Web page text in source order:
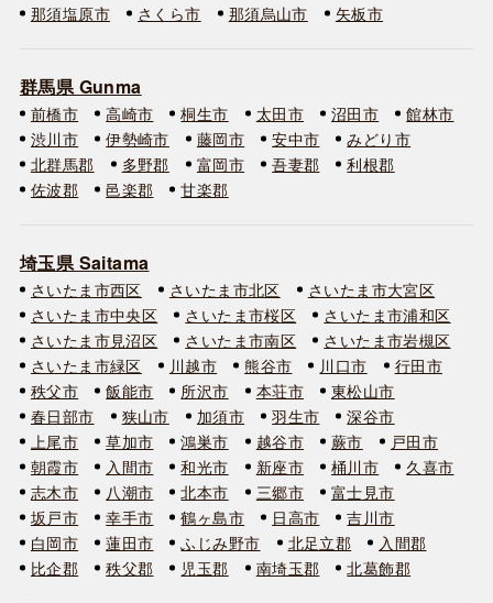
那須塩原市
さくら市 那須烏山市 矢板市
群馬県 Gunma
前橋市 高崎市 桐生市 太田市 沼田市
館林市
渋川市
伊勢崎市 藤岡市 安中市
みどり市
北群馬郡
多野郡 富岡市 吾妻郡
利根郡
佐波郡
邑楽郡 甘楽郡
埼玉県 Saitama
さいたま市西区 さいたま市北区
さいたま市大宮区
さいたま市中央区
さいたま市桜区
さいたま市浦和区
さいたま市見沼区
さいたま市南区
さいたま市岩槻区
さいたま市緑区
川越市 熊谷市 川口市
行田市
秩父市
飯能市 所沢市 本荘市
東松山市
春日部市
狭山市 加須市 羽生市
深谷市
上尾市
草加市 鴻巣市 越谷市 蕨市
戸田市
朝霞市
入間市 和光市 新座市 桶川市
久喜市
志木市
八潮市 北本市 三郷市
富士見市
坂戸市
幸手市 鶴ヶ島市 日高市
吉川市
白岡市
蓮田市 ふじみ野市 北足立郡
入間郡
比企郡
秩父郡 児玉郡 南埼玉郡 北葛飾郡